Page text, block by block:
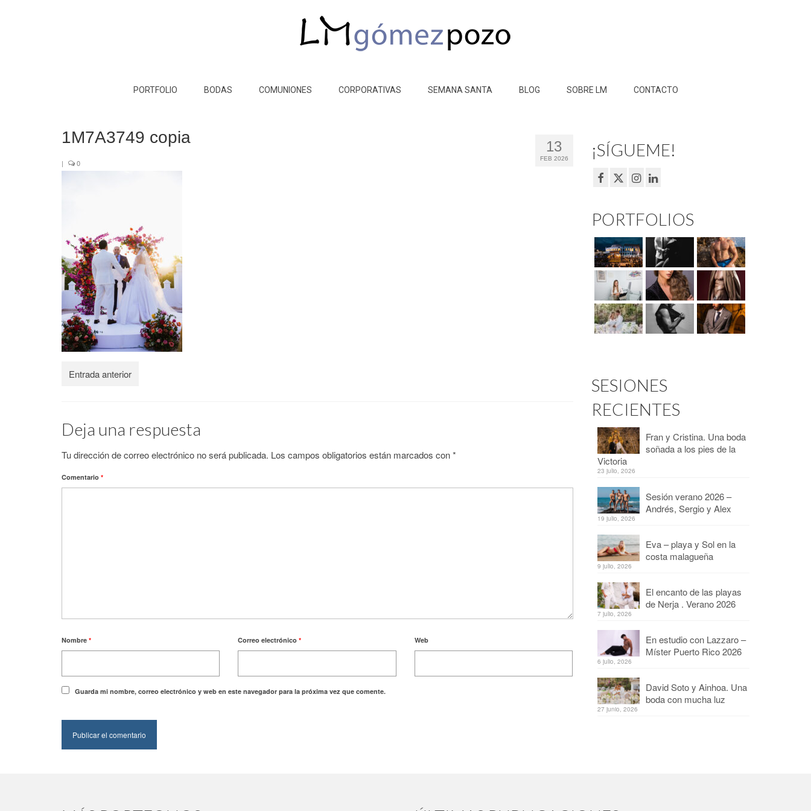
PORTFOLIO BODAS COMUNIONES CORPORATIVAS SEMANA SANTA BLOG SOBRE LM CONTACTO
13
FEB 2026
1M7A3749 copia
| 0
Entrada anterior
Deja una respuesta
Tu dirección de correo electrónico no será publicada. Los campos obligatorios están marcados con*
Comentario *
Nombre * Correo electrónico* Web
Guarda mi nombre, correo electrónico y web en este navegador para la próxima vez que comente.
¡SÍGUEME!
PORTFOLIOS
SESIONES
RECIENTES
Fran y Cristina. Una boda
soñada a los pies de la
Victoria
23 julio, 2026
Sesión verano 2026 –
Andrés, Sergio y Alex
19 julio, 2026
Eva – playa y Sol en la
costa malagueña
9 julio, 2026
El encanto de las playas
de Nerja . Verano 2026
7 julio, 2026
En estudio con Lazzaro –
Míster Puerto Rico 2026
6 julio, 2026
David Soto y Ainhoa. Una
boda con mucha luz
27 junio, 2026